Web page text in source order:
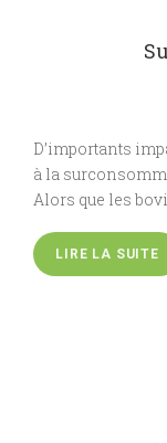
D’importants
à la
Alors que les
LIRE LA SUITE